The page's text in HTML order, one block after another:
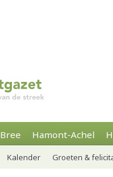
Bree Hamont-Achel
Kalender Groeten &